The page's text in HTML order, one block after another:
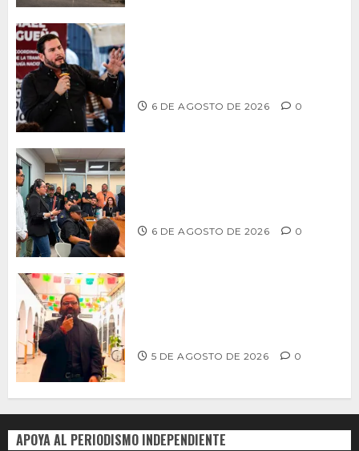
6 DE AGOSTO DE 2026 0
6 DE AGOSTO DE 2026 0
5 DE AGOSTO DE 2026 0
APOYA AL PERIODISMO INDEPENDIENTE